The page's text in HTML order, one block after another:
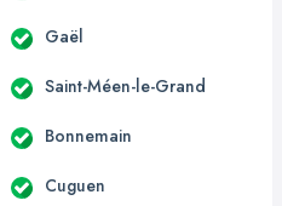
Gaël
Saint-Méen-le-Grand
Bonnemain
Cuguen